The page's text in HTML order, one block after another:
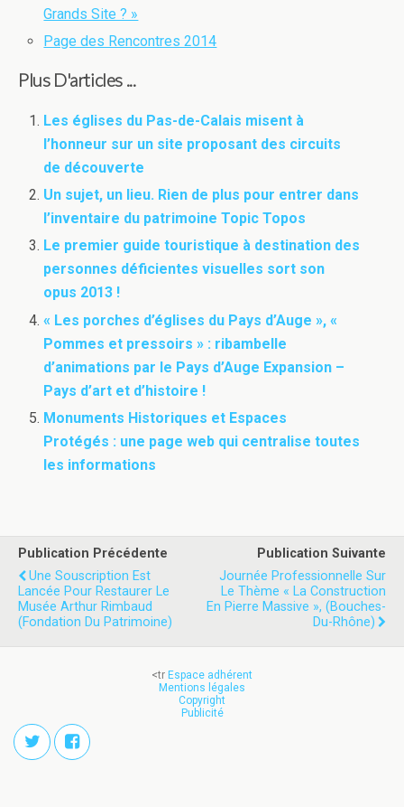
Grands Site ? »
Page des Rencontres 2014
Plus D'articles ...
Les églises du Pas-de-Calais misent à
l’honneur sur un site proposant des circuits
de découverte
Un sujet, un lieu. Rien de plus pour entrer dans
l’inventaire du patrimoine Topic Topos
Le premier guide touristique à destination des
personnes déficientes visuelles sort son
opus 2013 !
« Les porches d’églises du Pays d’Auge », «
Pommes et pressoirs » : ribambelle
d’animations par le Pays d’Auge Expansion –
Pays d’art et d’histoire !
Monuments Historiques et Espaces
Protégés : une page web qui centralise toutes
les informations
Publication Précédente
Une Souscription Est
Lancée Pour Restaurer Le
Musée Arthur Rimbaud
(Fondation Du Patrimoine)
Publication Suivante
Journée Professionnelle Sur
Le Thème « La Construction
En Pierre Massive », (Bouches-
Du-Rhône)
<tr Espace adhérent
Mentions légales
Copyright
Publicité